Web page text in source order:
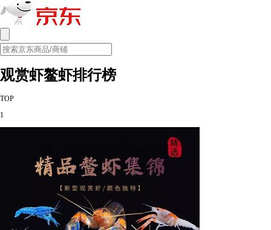
观赏虾鳌虾排行榜
TOP
1